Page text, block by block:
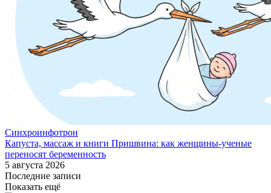
Синхроинфотрон
Капуста, массаж и книги Пришвина: как женщины-ученые
переносят беременность
5 августа 2026
Последние записи
Показать ещё